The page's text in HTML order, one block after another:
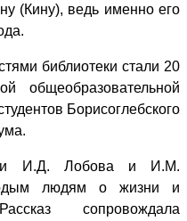
(Кину), ведь именно его
библиотеки стали 20
общеобразовательной
Борисоглебского
И.Д. Лобова и И.М.
людям о жизни и
сопровождала